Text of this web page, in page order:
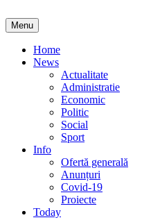
Menu Skip
to
content
Home
News
Actualitate
Administratie
Economic
Politic
Social
Sport
Info
Ofertă generală
Anunțuri
Covid-19
Proiecte
Today